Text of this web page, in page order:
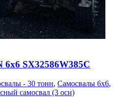
SX32586W385C
- 30 тонн, Самосвалы 6х6,
самосвал (3 оси)